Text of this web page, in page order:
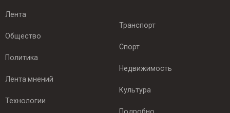
Лента
Общество
Политика
Лента мнений
Технологии
Транспорт
Спорт
Недвижимость
Культура